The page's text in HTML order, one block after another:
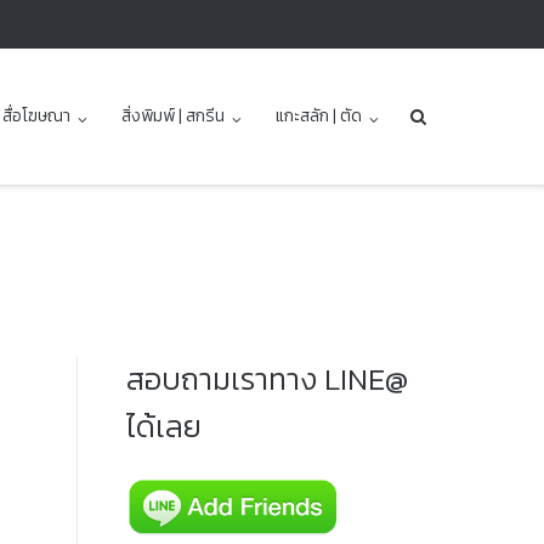
สื่อโฆษณา สิ่งพิมพ์ | สกรีน แกะสลัก | ตัด
สอบถามเราทาง LINE@
ได้เลย